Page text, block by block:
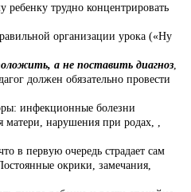
трудно концентрировать
организации урока («Ну
а не поставить диагноз,
должен обязательно провести
инфекционные болезни
матери, нарушения при родах, ,
в первую очередь страдает сам
окрики, замечания,